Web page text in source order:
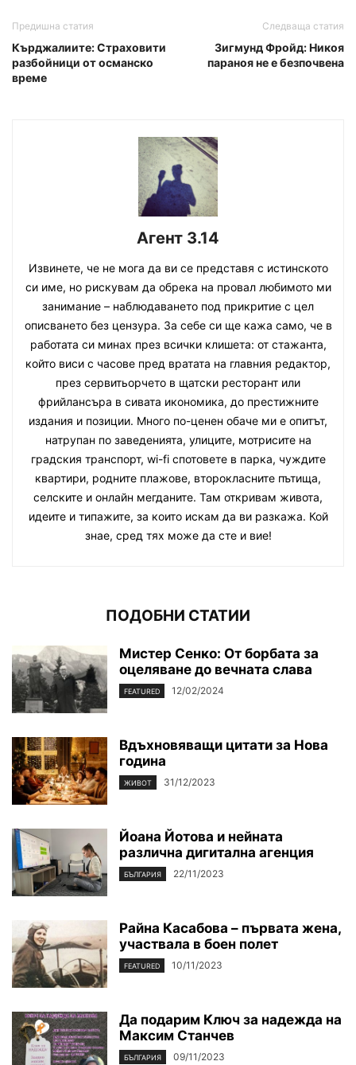
Предишна статия
Кърджалиите: Страховити
разбойници от османско
време
Следваща статия
Зигмунд Фройд: Никоя
параноя не е безпочвена
Агент 3.14
Извинете, че не мога да ви се представя с истинското
си име, но рискувам да обрека на провал любимото ми
занимание – наблюдаването под прикритие с цел
описването без цензура. За себе си ще кажа само, че в
работата си минах през всички клишета: от стажанта,
който виси с часове пред вратата на главния редактор,
през сервитьорчето в щатски ресторант или
фрийлансъра в сивата икономика, до престижните
издания и позиции. Много по-ценен обаче ми е опитът,
натрупан по заведенията, улиците, мотрисите на
градския транспорт, wi-fi спотовете в парка, чуждите
квартири, родните плажове, второкласните пътища,
селските и онлайн мегданите. Там откривам живота,
идеите и типажите, за които искам да ви разкажа. Кой
знае, сред тях може да сте и вие!
ПОДОБНИ СТАТИИ
Мистер Сенко: От борбата за
оцеляване до вечната слава
FEATURED 12/02/2024
Вдъхновяващи цитати за Нова
година
ЖИВОТ 31/12/2023
Йоана Йотова и нейната
различна дигитална агенция
БЪЛГАРИЯ 22/11/2023
Райна Касабова – първата жена,
участвала в боен полет
FEATURED 10/11/2023
Да подарим Ключ за надежда на
Максим Станчев
БЪЛГАРИЯ 09/11/2023